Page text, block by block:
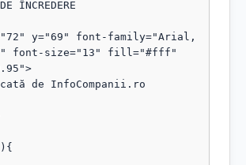
font-size="13" fill="#fff"